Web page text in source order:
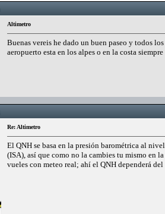
Altimetro
Buenas vereis he dado un buen paseo y todos
aeropuerto esta en los alpes o en la costa
Re: Altimetro
El QNH se basa en la presión barométrica al
(ISA), así que como no la cambies tu mismo en
vueles con meteo real; ahí el QNH dependerá